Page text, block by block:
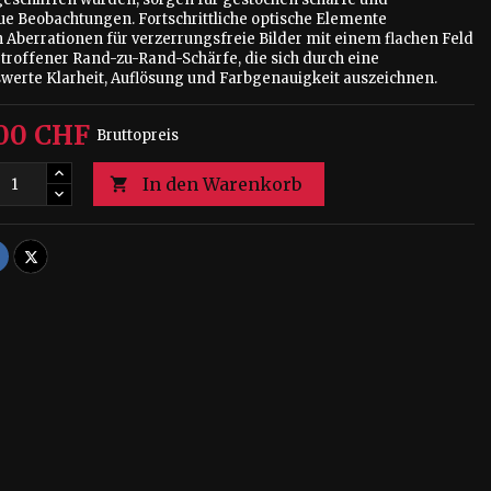
Beobachtungen. Fortschrittliche optische Elemente
für verzerrungsfreie Bilder mit einem flachen Feld
Rand-zu-Rand-Schärfe, die sich durch eine
Klarheit, Auflösung und Farbgenauigkeit auszeichnen.
CHF Bruttopreis
 In den Warenkorb
Tweet